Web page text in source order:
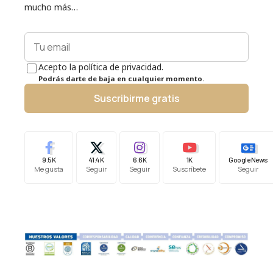
mucho más…
Acepto la política de privacidad.
Podrás darte de baja en cualquier momento.
Suscribirme gratis
9.5K
Me gusta
41.4K
Seguir
6.6K
Seguir
1K
Suscríbete
Google News
Seguir